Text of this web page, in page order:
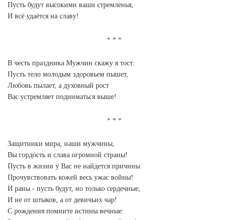
Пусть будут высокими ваши стремленья,
И всё удаётся на славу!
В честь праздника Мужчин скажу я тост:
Пусть тело молодым здоровьем пышет,
Любовь пылает, а духовный рост
Вас устремляет подниматься выше!
Защитники мира, наши мужчины,
Вы гордость и слава огромной страны!
Пусть в жизни у Вас не найдется причины
Прочувствовать кожей весь ужас войны!
И раны - пусть будут, но только сердечные,
И не от штыков, а от девичьих чар!
С рождения помните истины вечные: